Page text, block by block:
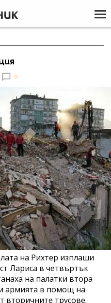
0
на Рихтер изплаши
Лариса в четвъртък
на палатки втора
армията в помощ на
вторичните трусове.